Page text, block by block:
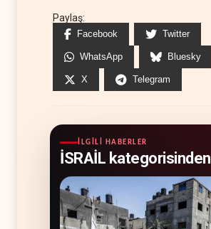
Paylaş:
Facebook Twitter
WhatsApp Bluesky
X Telegram
İLGILI HABERLER
İSRAİL kategorisinden